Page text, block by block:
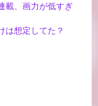
載、画力が低すぎ
は想定してた？